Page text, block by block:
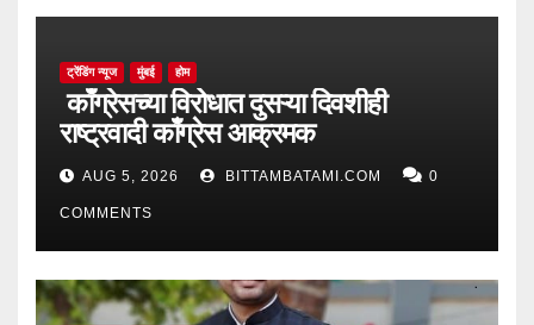
ट्रेंडिंग न्यूज मुंबई होम
काँग्रेसच्या विरोधात दुसऱ्या दिवशीही
राष्ट्रवादी काँग्रेस आक्रमक
AUG 5, 2026 BITTAMBATAMI.COM 0
COMMENTS